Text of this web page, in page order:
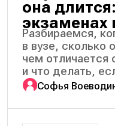
она
экзаменах
Разбираемся,
в вузе, сколько
чем отличается
и что делать,
Софья